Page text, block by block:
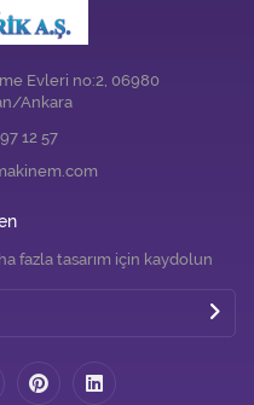
Evleri no:2, 06980
Ankara
12 57
fazla tasarım için kaydolun